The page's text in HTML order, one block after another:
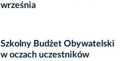
września
Szkolny Budżet Obywatelski
w oczach uczestników